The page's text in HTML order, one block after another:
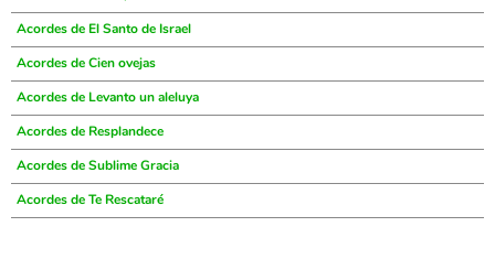
Acordes de El Santo de Israel
Acordes de Cien ovejas
Acordes de Levanto un aleluya
Acordes de Resplandece
Acordes de Sublime Gracia
Acordes de Te Rescataré